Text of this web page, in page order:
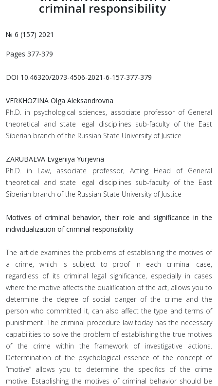
criminal responsibility
№ 6 (157) 2021
Pages 377-379
DOI 10.46320/2073-4506-2021-6-157-377-379
VERKHOZINA Olga Aleksandrovna
Ph.D. in psychological sciences, associate professor of General
theoretical and state legal disciplines sub-faculty of the East
Siberian branch of the Russian State University of Justice
ZARUBAEVA Evgeniya Yurjevna
Ph.D. in Law, associate professor, Acting Head of General
theoretical and state legal disciplines sub-faculty of the East
Siberian branch of the Russian State University of Justice
Motives of criminal behavior, their role and significance in the
individualization of criminal responsibility
The article examines the problems of establishing the motives of
a crime, which is subject to proof in each criminal case,
regardless of its criminal legal significance, especially in cases
where the motive affects the qualification of the act, allows you to
determine the degree of social danger of the crime and the
person who committed it, can also affect the type and terms of
punishment. The criminal procedure law today has the necessary
capabilities to solve the problem of establishing the true motives
of the crime within the framework of investigative actions.
Determination of the psychological essence of the concept of
“motive” allows you to determine the specifics of the crime
motive. Establishing the motives of criminal behavior should be